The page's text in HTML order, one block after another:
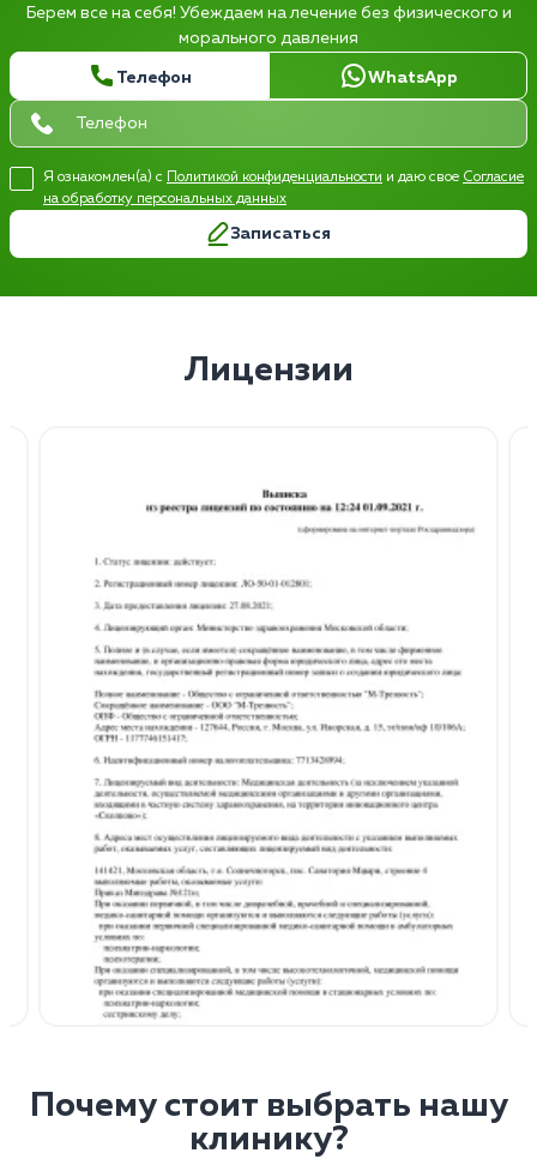
Берем все на себя! Убеждаем на лечение без физического и
морального давления
Телефон WhatsApp
Я ознакомлен(а) с Политикой конфиденциальности и даю свое Согласие
на обработку персональных данных
Записаться
Лицензии
Почему стоит выбрать нашу
клинику?